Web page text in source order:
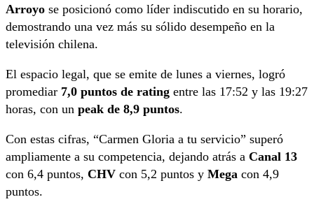
Arroyo se posicionó como líder indiscutido en su horario,
demostrando una vez más su sólido desempeño en la
televisión chilena.
El espacio legal, que se emite de lunes a viernes, logró
promediar 7,0 puntos de rating entre las 17:52 y las 19:27
horas, con un peak de 8,9 puntos.
Con estas cifras, “Carmen Gloria a tu servicio” superó
ampliamente a su competencia, dejando atrás a Canal 13
con 6,4 puntos, CHV con 5,2 puntos y Mega con 4,9
puntos.